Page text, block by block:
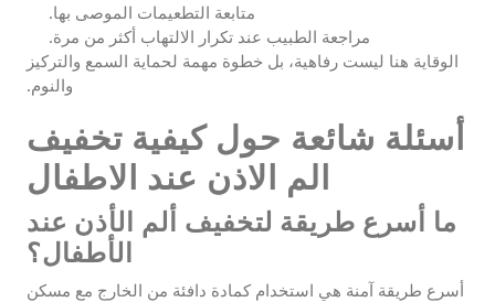
متابعة التطعيمات الموصى بها.
مراجعة الطبيب عند تكرار الالتهاب أكثر من مرة.
الوقاية هنا ليست رفاهية، بل خطوة مهمة لحماية السمع والتركيز
والنوم.
أسئلة شائعة حول كيفية تخفيف
الم الاذن عند الاطفال
ما أسرع طريقة لتخفيف ألم الأذن عند
الأطفال؟
أسرع طريقة آمنة هي استخدام كمادة دافئة من الخارج مع مسكن